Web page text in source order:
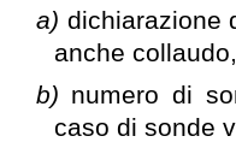
a) dichiarazione
anche
b) numero di
caso di sonde